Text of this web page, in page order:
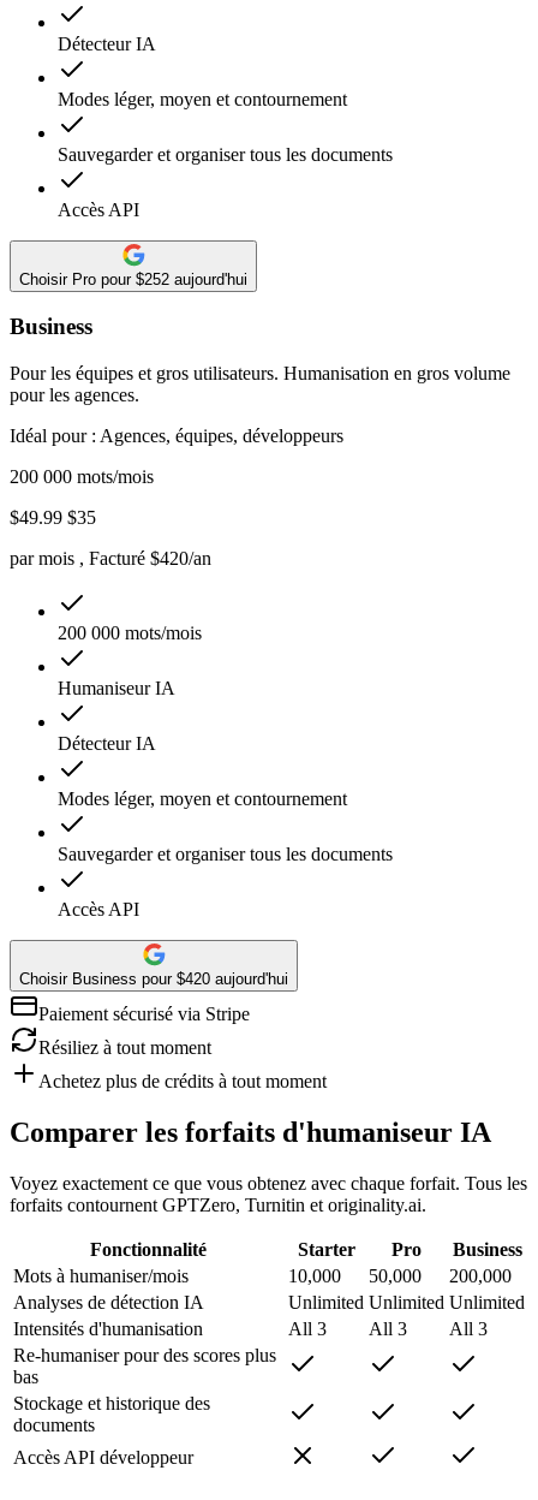
Détecteur IA
Modes léger, moyen et contournement
Sauvegarder et organiser tous les documents
Accès API
Choisir Pro pour $252 aujourd'hui
Business
Pour les équipes et gros utilisateurs. Humanisation en gros volume
pour les agences.
Idéal pour : Agences, équipes, développeurs
200 000 mots/mois
$49.99 $35
par mois , Facturé $420/an
200 000 mots/mois
Humaniseur IA
Détecteur IA
Modes léger, moyen et contournement
Sauvegarder et organiser tous les documents
Accès API
Choisir Business pour $420 aujourd'hui
Paiement sécurisé via Stripe
Résiliez à tout moment
Achetez plus de crédits à tout moment
Comparer les forfaits d'humaniseur IA
Voyez exactement ce que vous obtenez avec chaque forfait. Tous les
forfaits contournent GPTZero, Turnitin et originality.ai.
Fonctionnalité Starter Pro
Business
Mots à humaniser/mois
10,000 50,000
200,000
Analyses de détection IA
Unlimited Unlimited Unlimited
Intensités d'humanisation
All 3 All 3
All 3
Re-humaniser pour des scores plus
bas
Stockage et historique des
documents
Accès API développeur